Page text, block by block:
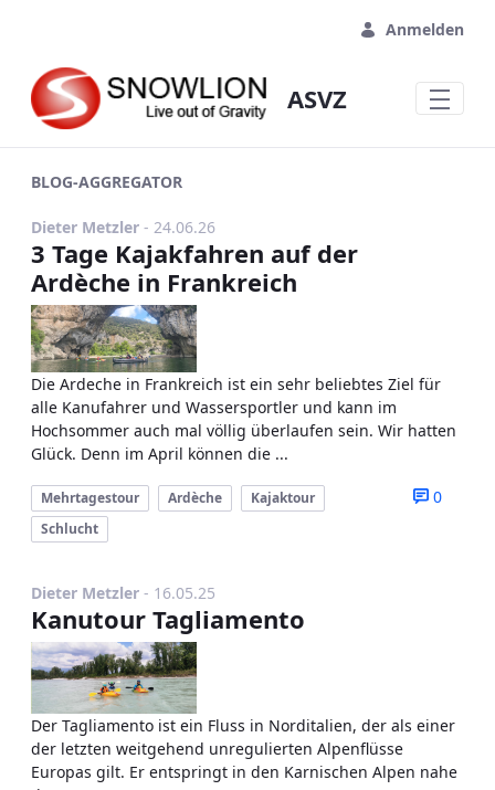
Anmelden
ASVZ
BLOG-AGGREGATOR
Dieter Metzler - Publikationsdatum
24.06.26
3 Tage Kajakfahren auf der
Ardèche in Frankreich
Die Ardeche in Frankreich ist ein sehr beliebtes Ziel für
alle Kanufahrer und Wassersportler und kann im
Hochsommer auch mal völlig überlaufen sein. Wir hatten
Glück. Denn im April können die ...
0
Mehrtagestour Ardèche
Kajaktour
Schlucht
Dieter Metzler - Publikationsdatum
16.05.25
Kanutour Tagliamento
Der Tagliamento ist ein Fluss in Norditalien, der als einer
der letzten weitgehend unregulierten Alpenflüsse
Europas gilt. Er entspringt in den Karnischen Alpen nahe